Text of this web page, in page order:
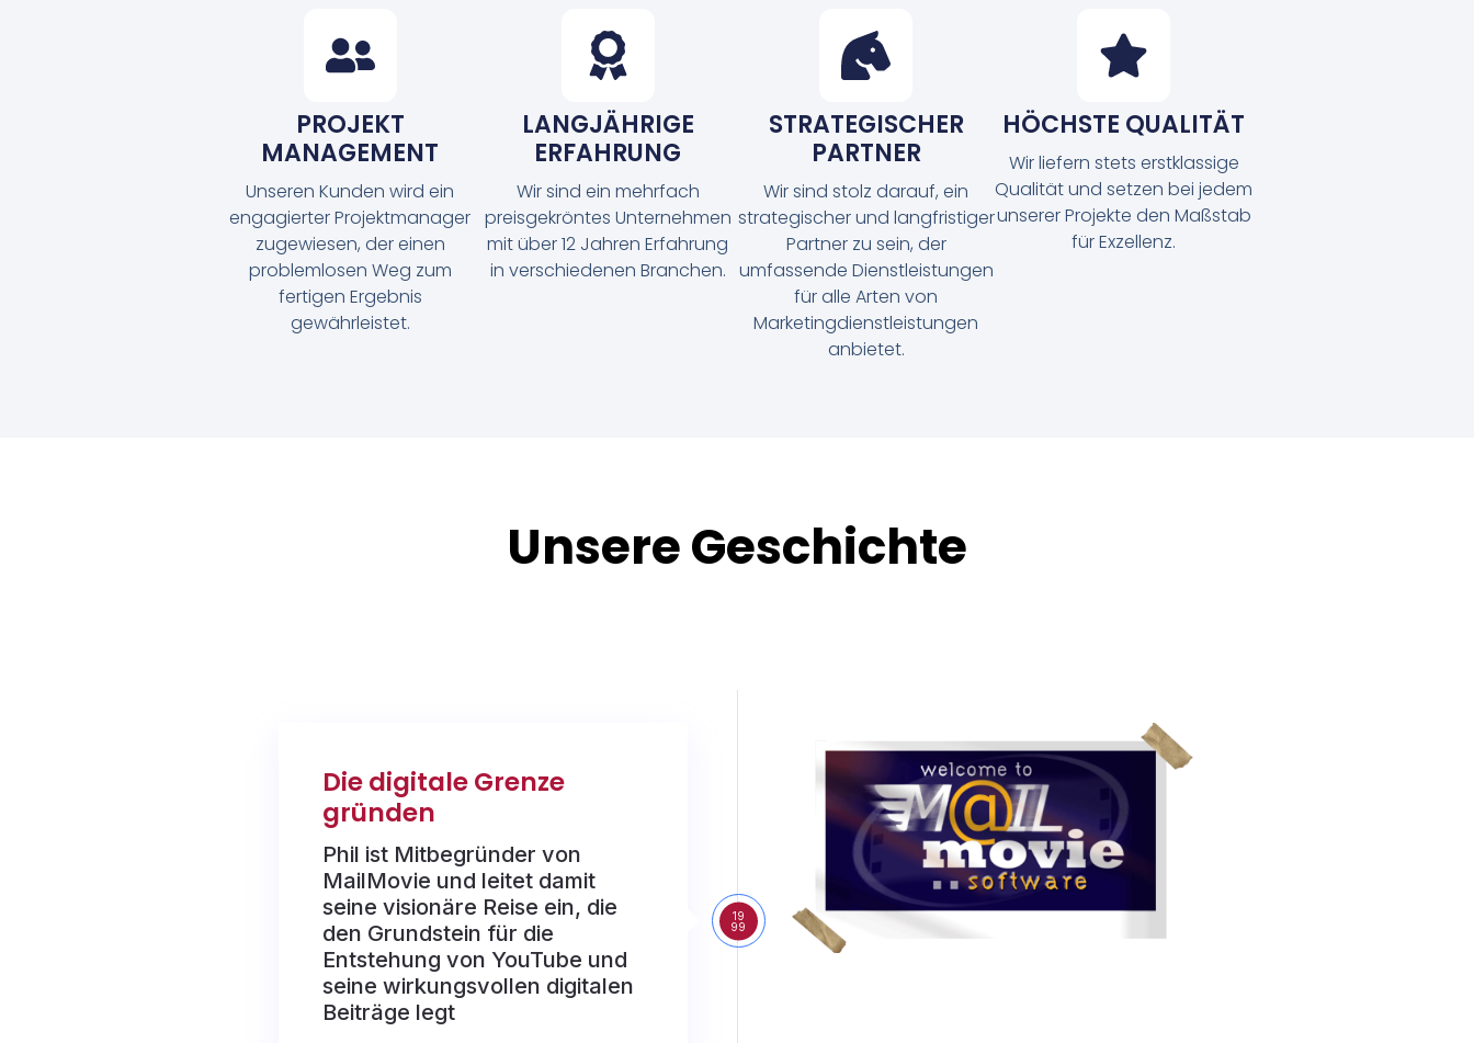
PROJEKT
MANAGEMENT
Unseren Kunden wird ein
engagierter Projektmanager
zugewiesen, der einen
problemlosen Weg zum
fertigen Ergebnis
gewährleistet.
LANGJÄHRIGE
ERFAHRUNG
Wir sind ein mehrfach
preisgekröntes Unternehmen
mit über 12 Jahren Erfahrung
in verschiedenen Branchen.
STRATEGISCHER
PARTNER
Wir sind stolz darauf, ein
strategischer und langfristiger
Partner zu sein, der
umfassende Dienstleistungen
für alle Arten von
Marketingdienstleistungen
anbietet.
HÖCHSTE QUALITÄT
Wir liefern stets erstklassige
Qualität und setzen bei jedem
unserer Projekte den Maßstab
für Exzellenz.
Unsere Geschichte
19
99
Die digitale Grenze
gründen
Phil ist Mitbegründer von
MailMovie und leitet damit
seine visionäre Reise ein, die
den Grundstein für die
Entstehung von YouTube und
seine wirkungsvollen digitalen
Beiträge legt